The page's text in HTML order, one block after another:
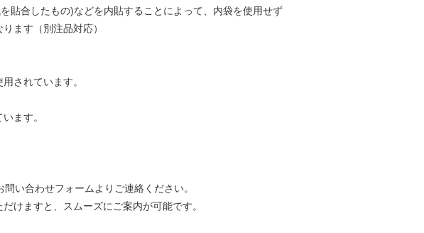
貼合したもの)などを内貼することによって、内袋を使用せず
ます（別注品対応）
されています。
ます。
い合わせフォームよりご連絡ください。
けますと、スムーズにご案内が可能です。